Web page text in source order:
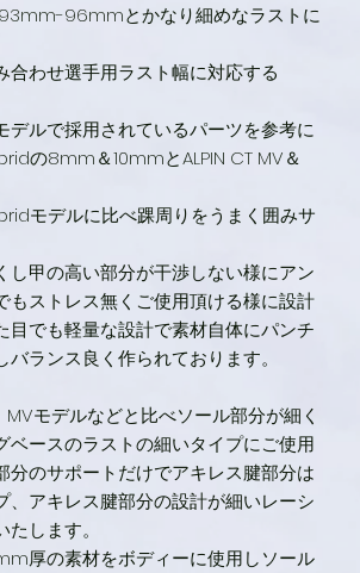
96mmとかなり細めなラストに
合わせ選手用ラスト幅に対応する
ルで採用されているパーツを参考に
の8mm＆10mmとALPIN CT MV＆
モデルに比べ踝周りをうまく囲みサ
甲の高い部分が干渉しない様にアン
もストレス無くご使用頂ける様に設計
目でも軽量な設計で素材自体にパンチ
ランス良く作られております。
モデルなどと比べソール部分が細く
ースのラストの細いタイプにご使用
のサポートだけでアキレス腱部分は
アキレス腱部分の設計が細いレーシ
します。
厚の素材をボディーに使用しソール